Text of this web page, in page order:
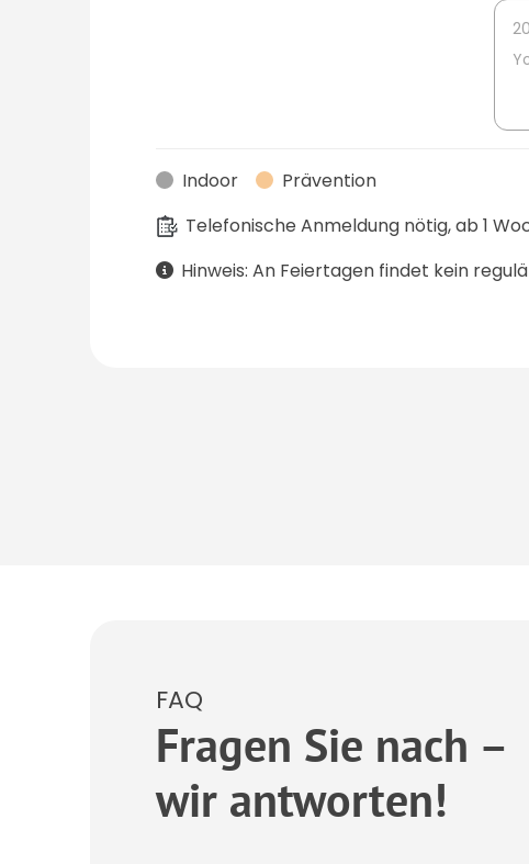
Indoor
Prävention
Telefonische Anmeldung nötig, ab 1
Hinweis: An Feiertagen findet kein
Fragen Sie nach –
wir antworten!
FAQ